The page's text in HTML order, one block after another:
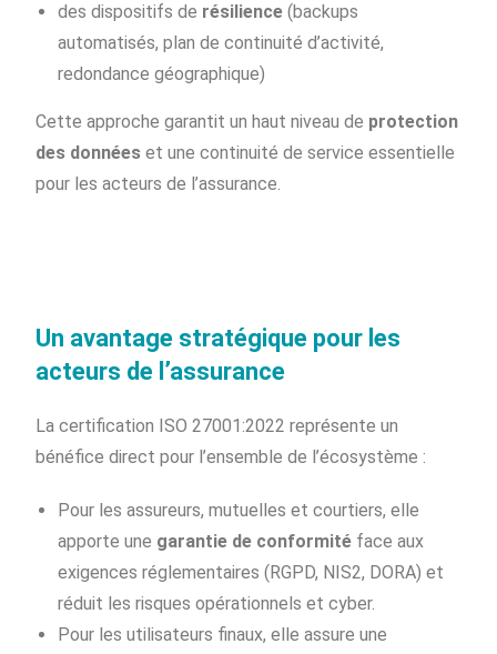
des dispositifs de résilience (backups
automatisés, plan de continuité d’activité,
redondance géographique)
Cette approche garantit un haut niveau de protection
des données et une continuité de service essentielle
pour les acteurs de l’assurance.
Un avantage stratégique pour les
acteurs de l’assurance
La certification ISO 27001:2022 représente un
bénéfice direct pour l’ensemble de l’écosystème :
Pour les assureurs, mutuelles et courtiers, elle
apporte une garantie de conformité face aux
exigences réglementaires (RGPD, NIS2, DORA) et
réduit les risques opérationnels et cyber.
Pour les utilisateurs finaux, elle assure une